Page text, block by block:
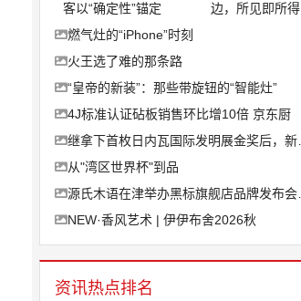
客以“确定性”锚定
边，所见即所得
燃气灶的“iPhone”时刻
火王选了难的那条路
“皇帝的新装”：那些带旋钮的“智能灶”
4J标准认证砧板销售环比增10倍 京东厨
继拿下首枚日内瓦国际发明展金奖后，新港斩
从"湾区世界杯"到品
源氏木语在津举办黑标旗舰店品牌发布会，“
NEW·香风艺术 | 伊伊布舍2026秋
资讯热点排名